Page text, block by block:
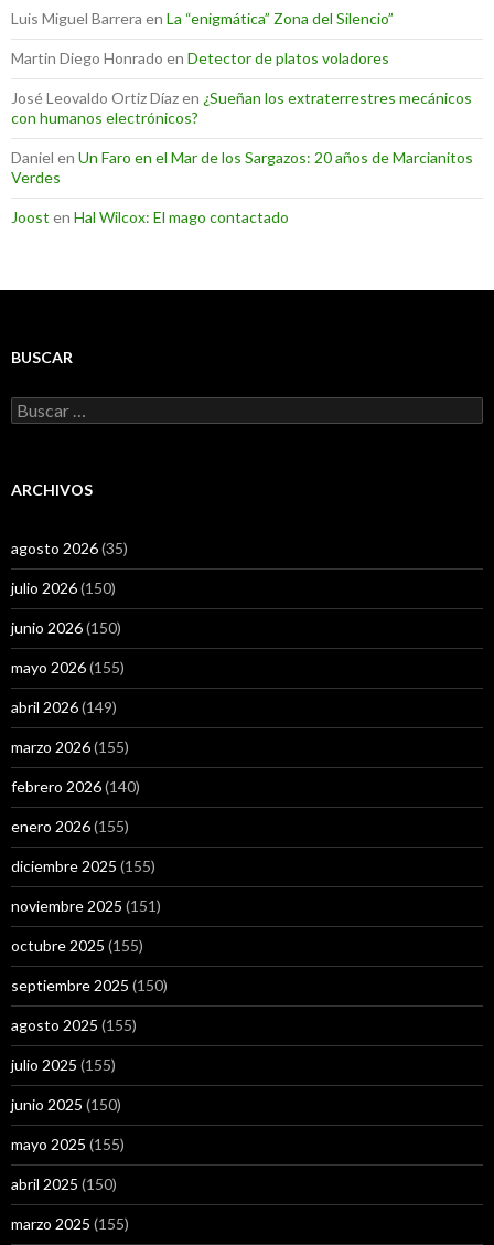
Luis Miguel Barrera en La “enigmática” Zona del Silencio”
Martin Diego Honrado en Detector de platos voladores
José Leovaldo Ortiz Díazen ¿Sueñan los extraterrestres mecánicos
con humanos electrónicos?
Daniel en Un Faro en el Mar de los Sargazos: 20 años de Marcianitos
Verdes
Joost en Hal Wilcox: El mago contactado
BUSCAR
Buscar:
ARCHIVOS
agosto 2026(35)
julio 2026(150)
junio 2026(150)
mayo 2026(155)
abril 2026(149)
marzo 2026(155)
febrero 2026(140)
enero 2026(155)
diciembre 2025 (155)
noviembre 2025 (151)
octubre 2025 (155)
septiembre 2025 (150)
agosto 2025 (155)
julio 2025 (155)
junio 2025 (150)
mayo 2025 (155)
abril 2025 (150)
marzo 2025 (155)